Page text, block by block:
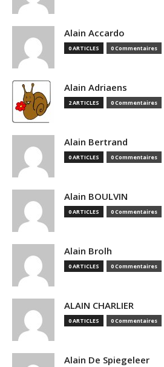
Alain Accardo
0 ARTICLES 0 Commentaires
Alain Adriaens
2 ARTICLES 0 Commentaires
Alain Bertrand
0 ARTICLES 0 Commentaires
Alain BOULVIN
0 ARTICLES 0 Commentaires
Alain Brolh
0 ARTICLES 0 Commentaires
ALAIN CHARLIER
0 ARTICLES 0 Commentaires
Alain De Spiegeleer